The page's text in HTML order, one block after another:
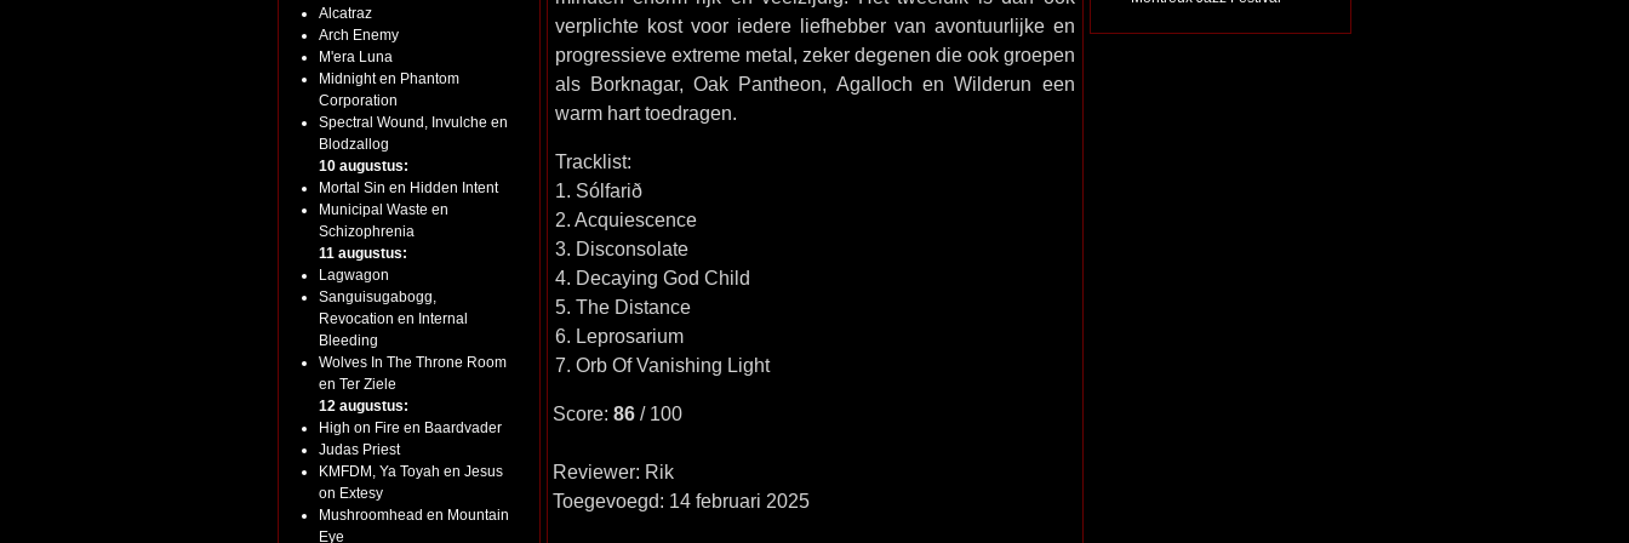
Alcatraz
Arch Enemy
M'era Luna
Midnight en Phantom
Corporation
Spectral Wound, Invulche en
Blodzallog
10 augustus:
Mortal Sin en Hidden Intent
Municipal Waste en
Schizophrenia
11 augustus:
Lagwagon
Sanguisugabogg,
Revocation en Internal
Bleeding
Wolves In The Throne Room
en Ter Ziele
12 augustus:
High on Fire en Baardvader
Judas Priest
KMFDM, Ya Toyah en Jesus
on Extesy
Mushroomhead en Mountain
Eye
verplichte kost voor iedere liefhebber van avontuurlijke en
progressieve extreme metal, zeker degenen die ook groepen
als Borknagar, Oak Pantheon, Agalloch en Wilderun een
warm hart toedragen.
Tracklist:
1. Sólfarið
2. Acquiescence
3. Disconsolate
4. Decaying God Child
5. The Distance
6. Leprosarium
7. Orb Of Vanishing Light
Score: 86/ 100
Reviewer: Rik
Toegevoegd: 14 februari 2025